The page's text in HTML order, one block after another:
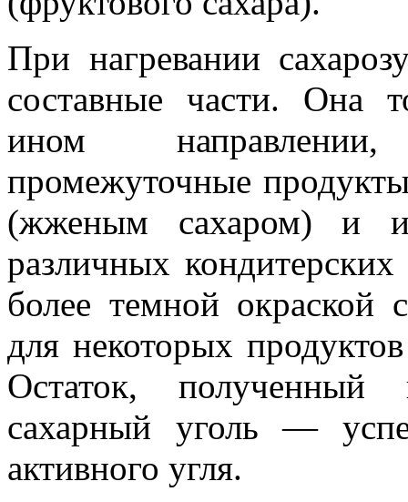
При нагревании
составные части. Она
ином
промежуточные
(жженым сахаром) и
различных
более темной окраской
для некоторых
Остаток, полученный
сахарный уголь —
активного угля.